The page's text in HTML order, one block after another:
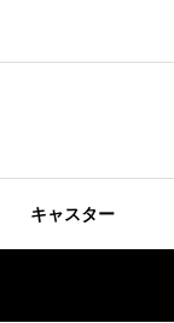
キャスター